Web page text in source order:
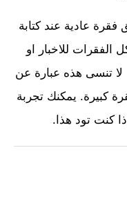
عادية عند كتابة
للاخبار او
لا تنسى هذه عبارة عن
كبيرة. يمكنك تجربة
كنت تود هذا.